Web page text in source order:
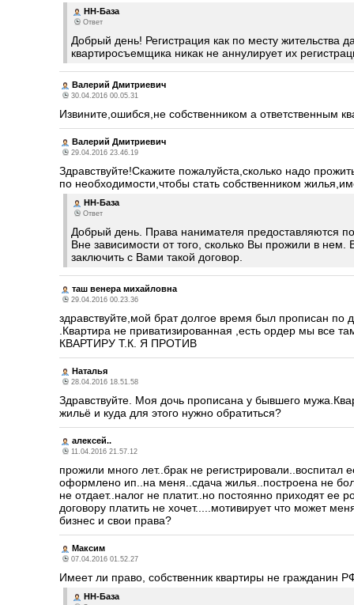
НН-База
Ответ
Добрый день! Регистрация как по месту жительства
квартиросъемщика никак не аннулирует их
Валерий Дмитриевич
30.04.2016 00.05.31
Извините,ошибся,не собственником а ответственным
Валерий Дмитриевич
29.04.2016 23.46.19
Здравствуйте!Скажите пожалуйста,сколько надо
по необходимости,чтобы стать собственником
НН-База
Ответ
Добрый день. Права нанимателя предоставляются
Вне зависимости от того, сколько Вы прожили в
заключить с Вами такой договор.
таш венера михайловна
29.04.2016 00.23.36
здравствуйте,мой брат долгое время был прописан по
.Квартира не приватизированная ,есть ордер мы
КВАРТИРУ Т.К. Я ПРОТИВ
Наталья
28.04.2016 18.51.58
Здравствуйте. Моя дочь прописана у бывшего
жильё и куда для этого нужно обратиться?
алексей..
11.04.2016 21.57.12
прожили много лет..брак не
оформлено ип..на меня..сдача жилья..построена не
не отдает..налог не платит..но постоянно приходят ее
договору платить не хочет.....мотивирует что может
бизнес и свои права?
Максим
07.04.2016 01.52.27
Имеет ли право, собственник квартиры не гражданин
НН-База